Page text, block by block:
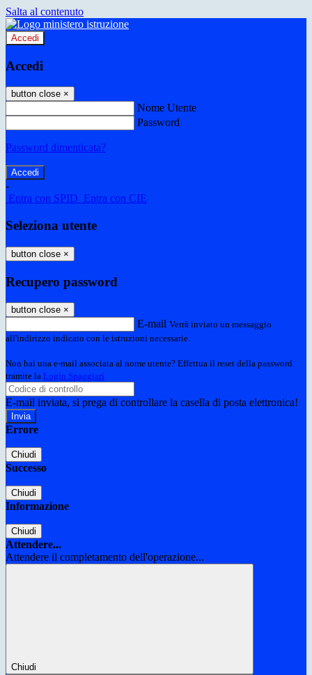
Salta al contenuto
Accedi
Accedi
button close ×
Nome Utente
Password
Password dimenticata?
-
Entra con SPID Entra con CIE
Seleziona utente
button close ×
Recupero password
button close ×
E-mail Verrà inviato un messaggio
all'indirizzo indicato con le istruzioni necessarie.
Non hai una e-mail associata al nome utente? Effettua il reset della password
tramite la Login Spaggiari
E-mail inviata, si prega di controllare la casella di posta elettronica!
Errore
Chiudi
Successo
Chiudi
Informazione
Chiudi
Attendere...
Attendere il completamento dell'operazione...
Chiudi